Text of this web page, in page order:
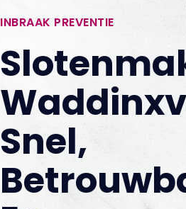
INBRAAK PREVENTIE
Snel,